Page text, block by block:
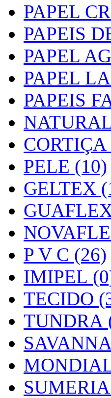
PAPEL
PAPEIS
PAPEL
PAPEL
PAPEIS
CORTIÇA
PELE (10)
GELTEX
P V C (26)
IMIPEL
TECIDO
TUNDRA